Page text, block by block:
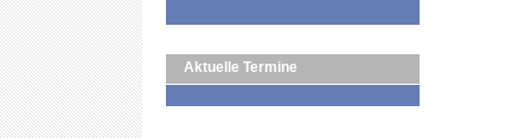
Aktuelle Termine